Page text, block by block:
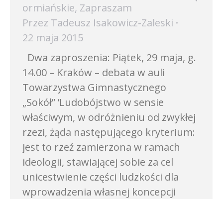
ormiańskie, Zapraszam
Przez Tadeusz Isakowicz-Zaleski
22 maja 2015
Dwa zaproszenia: Piątek, 29 maja, g.
14.00 – Kraków – debata w auli
Towarzystwa Gimnastycznego
„Sokół” ’Ludobójstwo w sensie
właściwym, w odróżnieniu od zwykłej
rzezi, żąda następującego kryterium:
jest to rzeź zamierzona w ramach
ideologii, stawiającej sobie za cel
unicestwienie części ludzkości dla
wprowadzenia własnej koncepcji